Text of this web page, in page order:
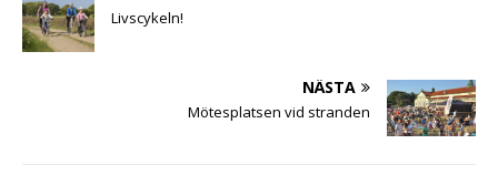
Livscykeln!
NÄSTA
Mötesplatsen vid stranden